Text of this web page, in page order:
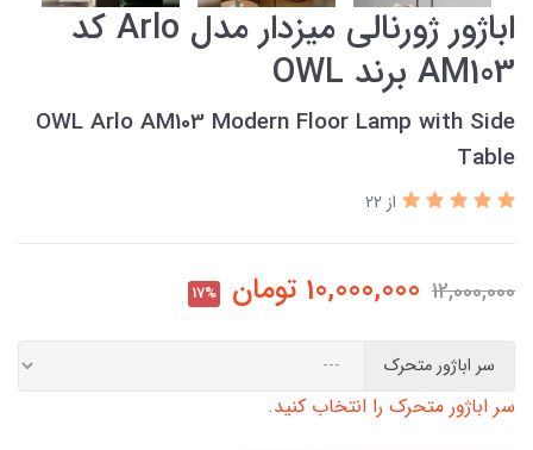
اباژور ژورنالی میزدار مدل Arlo کد
AM103 برند OWL
OWL Arlo AM103 Modern Floor Lamp with Side
Table
از 22
12,000,000
10,000,000 تومان 17%
سر اباژور متحرک
سر اباژور متحرک را انتخاب کنید.